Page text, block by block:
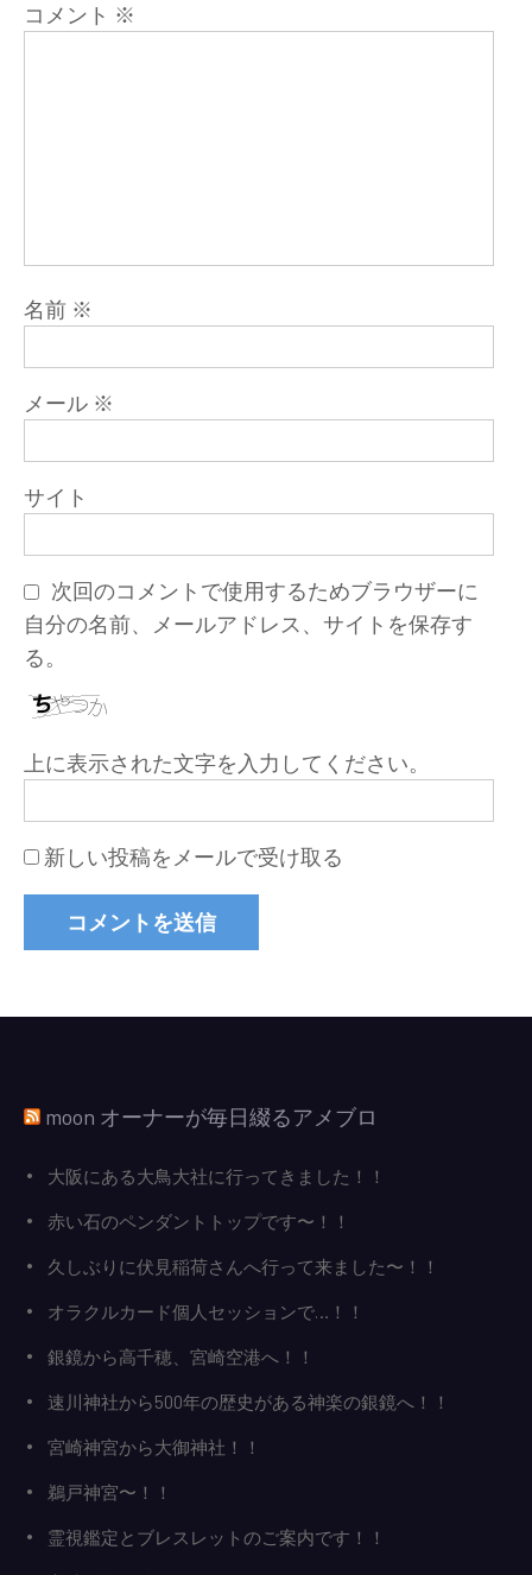
コメント ※
名前 ※
メール ※
サイト
次回のコメントで使用するためブラウザーに
自分の名前、メールアドレス、サイトを保存す
る。
上に表示された文字を入力してください。
新しい投稿をメールで受け取る
moon オーナーが毎日綴るアメブロ
大阪にある大鳥大社に行ってきました！！
赤い石のペンダントトップです〜！！
久しぶりに伏見稲荷さんへ行って来ました〜！！
オラクルカード個人セッションで…！！
銀鏡から高千穂、宮崎空港へ！！
速川神社から500年の歴史がある神楽の銀鏡へ！！
宮崎神宮から大御神社！！
鵜戸神宮〜！！
霊視鑑定とブレスレットのご案内です！！